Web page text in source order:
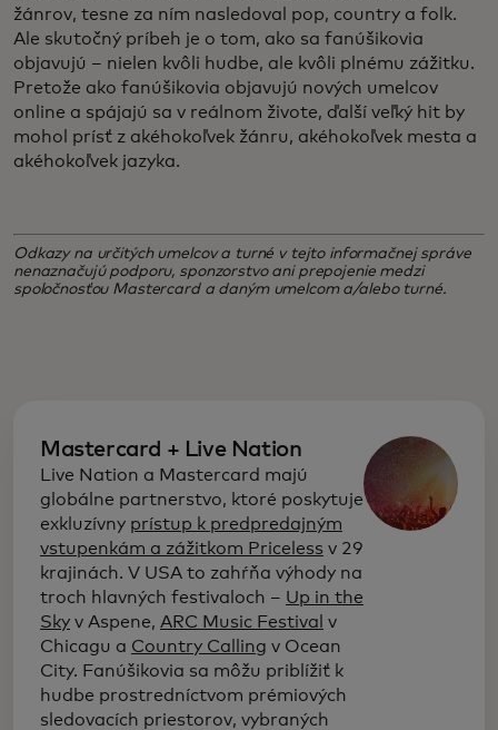
žánrov, tesne za ním nasledoval pop, country a folk.
Ale skutočný príbeh je o tom, ako sa fanúšikovia
objavujú – nielen kvôli hudbe, ale kvôli plnému zážitku.
Pretože ako fanúšikovia objavujú nových umelcov
online a spájajú sa v reálnom živote, ďalší veľký hit by
mohol prísť z akéhokoľvek žánru, akéhokoľvek mesta a
akéhokoľvek jazyka.
Odkazy na určitých umelcov a turné v tejto informačnej správe
nenaznačujú podporu, sponzorstvo ani prepojenie medzi
spoločnosťou Mastercard a daným umelcom a/alebo turné.
Mastercard + Live Nation
Live Nation a Mastercard majú
globálne partnerstvo, ktoré poskytuje
exkluzívny prístup k predpredajným
vstupenkám a zážitkom Priceless v 29
krajinách. V USA to zahŕňa výhody na
troch hlavných festivaloch – Up in the
Sky v Aspene, ARC Music Festival v
Chicagu a Country Calling v Ocean
City. Fanúšikovia sa môžu priblížiť k
hudbe prostredníctvom prémiových
sledovacích priestorov, vybraných